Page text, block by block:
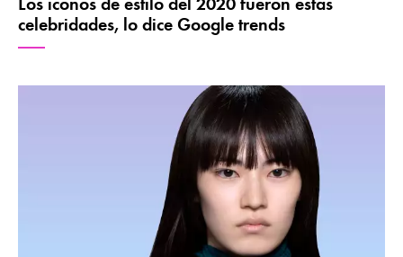
Los iconos de estilo del 2020 fueron estas
celebridades, lo dice Google trends